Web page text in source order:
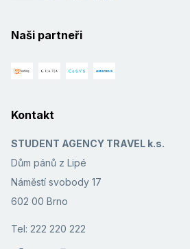
Naši partneři
Kontakt
STUDENT AGENCY TRAVEL k.s.
Dům pánů z Lipé
Náměstí svobody 17
602 00 Brno
Tel: 222 220 222